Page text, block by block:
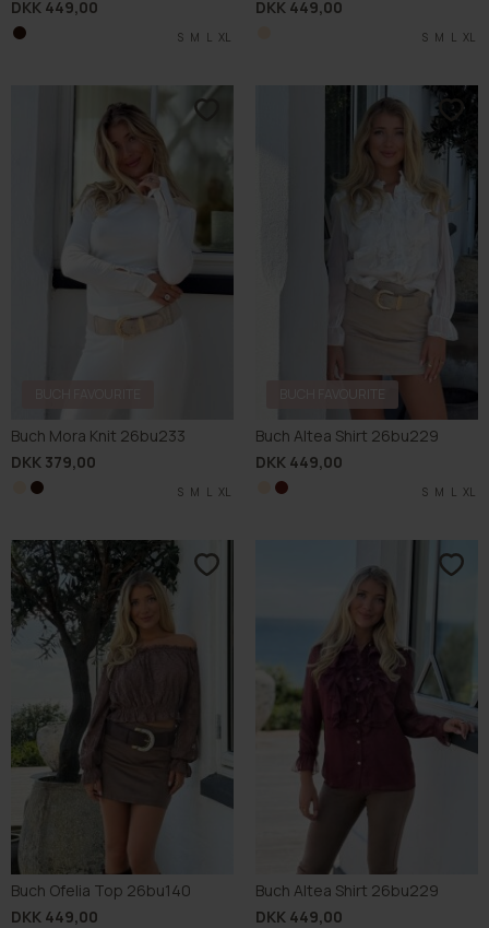
DKK 449,00
S M L XL
DKK 449,00
S M L XL
Buch Mora Knit 26bu233
DKK 379,00
S M L XL
S M L XL
Buch Altea Shirt 26bu229
DKK 449,00
S M L XL
S M L XL
Buch Ofelia Top 26bu140
DKK 449,00
Buch Altea Shirt 26bu229
DKK 449,00